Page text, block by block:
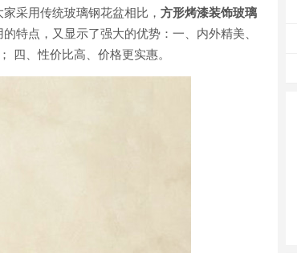
采用传统玻璃钢花盆相比， 方形烤漆装饰玻璃
特点，又显示了强大的优势：一、内外精美、
四、性价比高、价格更实惠。